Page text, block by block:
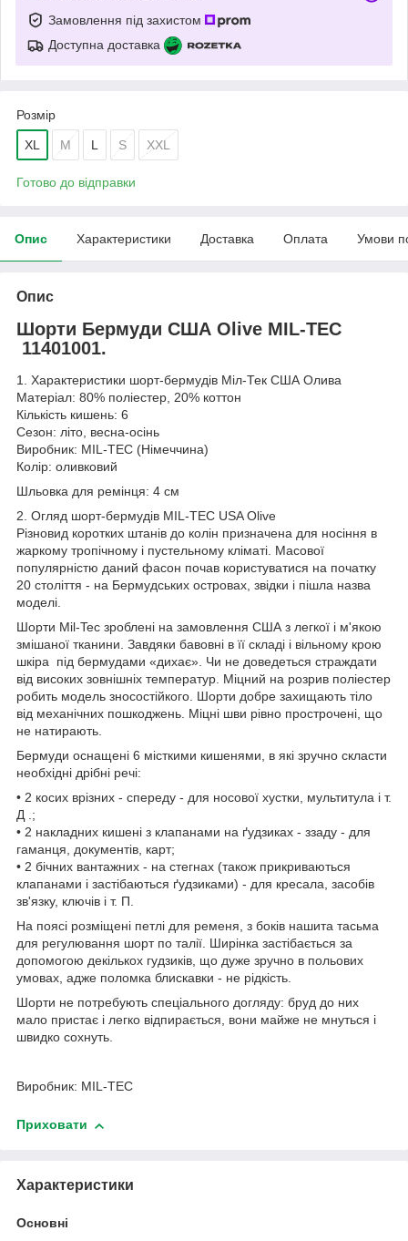
Замовлення під захистом
Доступна доставка
Розмір
XL M L S XXL
Готово до відправки
Опис Характеристики Доставка Оплата Умови
Опис
Шорти Бермуди США Olive MIL-TEC
11401001.
1. Характеристики шорт-бермудів Міл-Тек США Олива
Матеріал: 80% поліестер, 20% коттон
Кількість кишень: 6
Сезон: літо, весна-осінь
Виробник: MIL-TEC (Німеччина)
Колір: оливковий
Шльовка для ремінця: 4 см
2. Огляд шорт-бермудів MIL-TEC USA Olive
Різновид коротких штанів до колін призначена для носіння в
жаркому тропічному і пустельному кліматі. Масової
популярністю даний фасон почав користуватися на початку
20 століття - на Бермудських островах, звідки і пішла назва
моделі.
Шорти Mil-Tec зроблені на замовлення США з легкої і м'якою
змішаної тканини. Завдяки бавовні в її складі і вільному крою
шкіра під бермудами «дихає». Чи не доведеться страждати
від високих зовнішніх температур. Міцний на розрив поліестер
робить модель зносостійкого. Шорти добре захищають тіло
від механічних пошкоджень. Міцні шви рівно прострочені, що
не натирають.
Бермуди оснащені 6 місткими кишенями, в які зручно скласти
необхідні дрібні речі:
• 2 косих врізних - спереду - для носової хустки, мультитула і т.
Д .;
• 2 накладних кишені з клапанами на ґудзиках - ззаду - для
гаманця, документів, карт;
• 2 бічних вантажних - на стегнах (також прикриваються
клапанами і застібаються ґудзиками) - для кресала, засобів
зв'язку, ключів і т. П.
На поясі розміщені петлі для ременя, з боків нашита тасьма
для регулювання шорт по талії. Ширінка застібається за
допомогою декількох гудзиків, що дуже зручно в польових
умовах, адже поломка блискавки - не рідкість.
Шорти не потребують спеціального догляду: бруд до них
мало пристає і легко відпирається, вони майже не мнуться і
швидко сохнуть.
Виробник: MIL-TEC
Приховати
Характеристики
Основні